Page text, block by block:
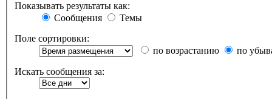
Показывать результаты как:
Сообщения
Темы
Поле сортировки:
по возрастанию
по
Искать сообщения за: